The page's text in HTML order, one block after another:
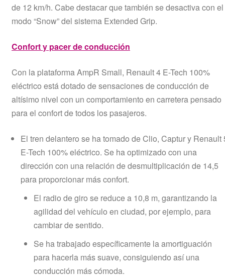
de 12 km/h. Cabe destacar que también se desactiva con el
modo “Snow” del sistema Extended Grip.
Confort y pacer de conducción
Con la plataforma AmpR Small, Renault 4 E-Tech 100%
eléctrico está dotado de sensaciones de conducción de
altísimo nivel con un comportamiento en carretera pensado
para el confort de todos los pasajeros.
El tren delantero se ha tomado de Clio, Captur y Renault
E-Tech 100% eléctrico. Se ha optimizado con una
dirección con una relación de desmultiplicación de 14,5
para proporcionar más confort.
El radio de giro se reduce a 10,8 m, garantizando la
agilidad del vehículo en ciudad, por ejemplo, para
cambiar de sentido.
Se ha trabajado específicamente la amortiguación
para hacerla más suave, consiguiendo así una
conducción más cómoda.